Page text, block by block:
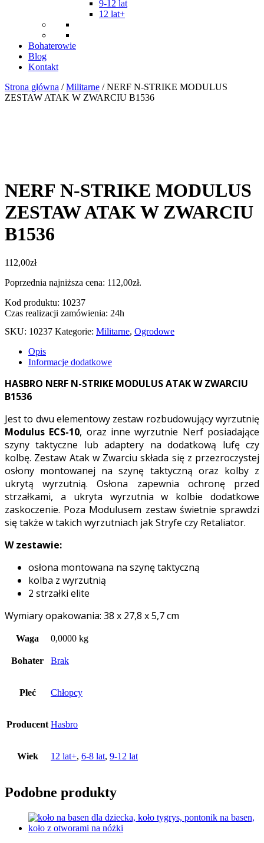
9-12 lat
12 lat+
Bohaterowie
Blog
Kontakt
Strona główna /Militarne / NERF N-STRIKE MODULUS
ZESTAW ATAK W ZWARCIU B1536
NERF N-STRIKE MODULUS
ZESTAW ATAK W ZWARCIU
B1536
112,00zł
Poprzednia najniższa cena: 112,00zł.
Kod produktu: 10237
Czas realizacji zamówienia: 24h
SKU: 10237 Kategorie: Militarne, Ogrodowe
Opis
Informacje dodatkowe
HASBRO NERF N-STRIKE MODULUS ATAK W ZWARCIU
B1536
Jest to dwu elementowy zestaw rozbudowujący wyrzutnię
Modulus ECS-10, oraz inne wyrzutnie Nerf posiadające
szyny taktyczne lub adaptery na dodatkową lufę czy
kolbę. Zestaw Atak w Zwarciu składa się z przezroczystej
osłony montowanej na szynę taktyczną oraz kolby z
ukrytą wyrzutnią. Osłona zapewnia ochronę przed
strzałkami, a ukryta wyrzutnia w kolbie dodatkowe
zaskoczenie. Poza Modulusem zestaw świetnie sprawdzi
się także w takich wyrzutniach jak Stryfe czy Retaliator.
W zestawie:
osłona montowana na szynę taktyczną
kolba z wyrzutnią
2 strzałki elite
Wymiary opakowania: 38 x 27,8 x 5,7 cm
Waga 0,0000 kg
Bohater Brak
Płeć Chłopcy
Producent Hasbro
Wiek 12 lat+, 6-8 lat, 9-12 lat
Podobne produkty